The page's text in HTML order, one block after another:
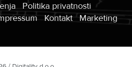
Politika privatnosti
Kontakt Marketing